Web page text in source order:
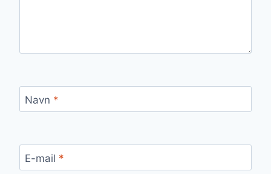
Navn *
E-mail *